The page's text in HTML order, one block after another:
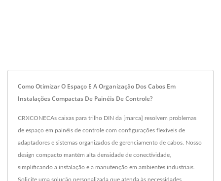
Como Otimizar O Espaço E A Organização Dos Cabos Em
Instalações Compactas De Painéis De Controle?
CRXCONECAs caixas para trilho DIN da [marca] resolvem problemas
de espaço em painéis de controle com configurações flexíveis de
adaptadores e sistemas organizados de gerenciamento de cabos. Nosso
design compacto mantém alta densidade de conectividade,
simplificando a instalação e a manutenção em ambientes industriais.
Solicite uma solução personalizada que atenda às necessidades